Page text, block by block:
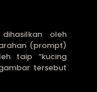
oleh
(prompt)
taip “kucing
tersebut